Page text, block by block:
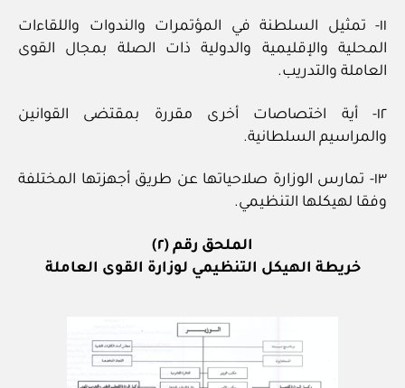
١١- تمثيل السلطنة في المؤتمرات والندوات واللقاءات
المحلية والإقليمية والدولية ذات الصلة بمجال القوى
العاملة والتدريب.
١٢- أية اختصاصات أخرى مقررة بمقتضى القوانين
والمراسيم السلطانية.
١٣- تمارس الوزارة صلاحياتها عن طريق أجهزتها المختلفة
وفقا لهيكلها التنظيمي.
الملحق رقم (٢)
خريطة الهيكل التنظيمي لوزارة القوى العاملة